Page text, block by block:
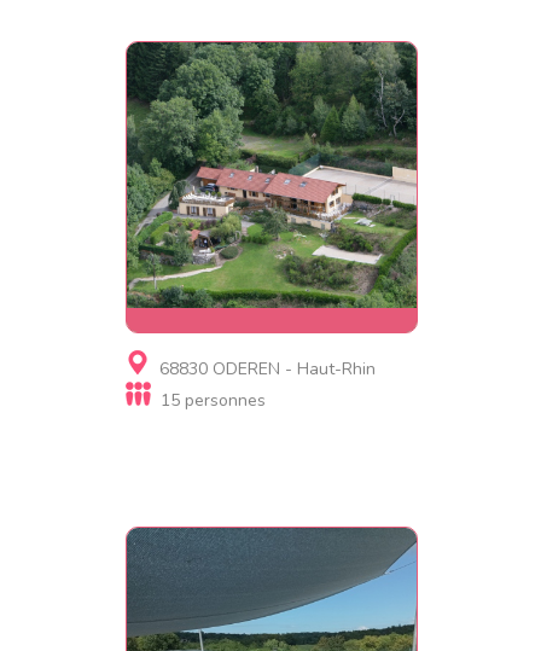
Gite
Gite Jonquille Domaine du
Gomm
68830 ODEREN - Haut-Rhin
15 personnes